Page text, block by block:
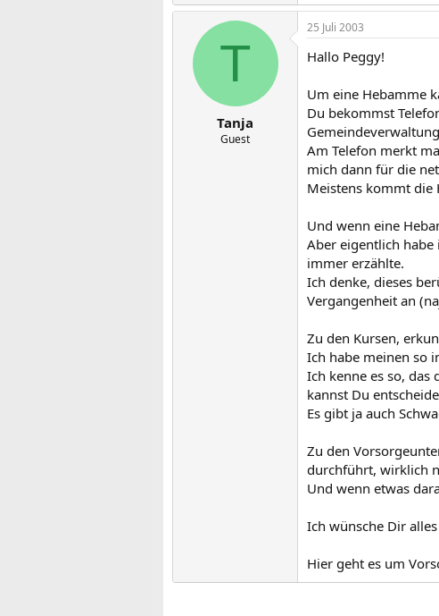
T
Tanja
Guest
25 Juli 2003
Hallo Peggy!
Um eine Hebamme
Du bekommst
Am Telefon merkt
mich dann für die
Meistens kommt die
Und wenn eine
Aber eigentlich
immer erzählte.
Ich denke, dieses
Vergangenheit an
Zu den Kursen,
Ich habe meinen so
Ich kenne es so, das
kannst Du
Es gibt ja auch
Zu den
durchführt, wirklich
Und wenn etwas
Ich wünsche Dir
Hier geht es um